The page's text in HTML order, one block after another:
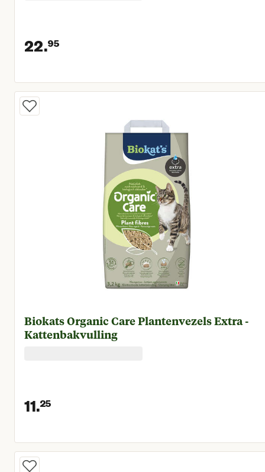
22.95
Huidige prijs € 22,95
Biokats Organic Care Plantenvezels Extra -
Kattenbakvulling
11.25
Huidige prijs € 11,25